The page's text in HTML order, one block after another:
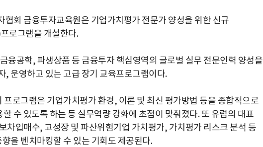
회 금융투자교육원은 기업가치평가 전문가 양성을 위한 신규
로그램을 개설한다.
융공학, 파생상품 등 금융투자 핵심영역의 글로벌 실무 전문인력 양성을
운영하고 있는 고급 장기 교육프로그램이다.
로그램은 기업가치평가 환경, 이론 및 최신 평가방법 등을 종합적으로
수 있도록 하는 등 실무역량 강화에 초점이 맞춰졌다. 또 유럽의 대표
차입매수, 고성장 및 파산위험기업 가치평가, 가치평가 리스크 분석 등
을 벤치마킹할 수 있는 기회도 제공된다.